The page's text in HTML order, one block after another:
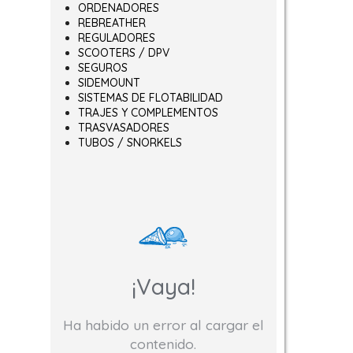
en la página de producto
Las opciones se pueden elegir en la página de producto
ORDENADORES
REBREATHER
REGULADORES
SCOOTERS / DPV
SEGUROS
SIDEMOUNT
SISTEMAS DE FLOTABILIDAD
TRAJES Y COMPLEMENTOS
TRASVASADORES
TUBOS / SNORKELS
¡Vaya!
Ha habido un error al cargar el
contenido.